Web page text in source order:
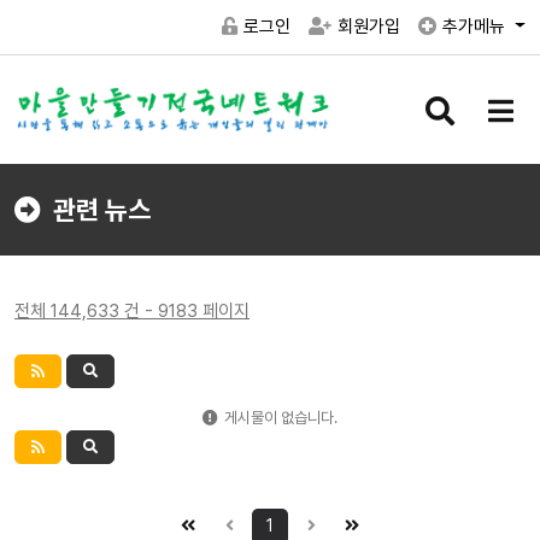
로그인 회원가입 추가메뉴
검
버
메
버
관련 뉴스
전체 144,633 건 - 9183 페이지
게시물이 없습니다.
1